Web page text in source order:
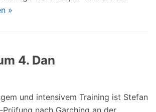
»
4. Dan
und intensivem Training ist Stefan
nach Garching an der